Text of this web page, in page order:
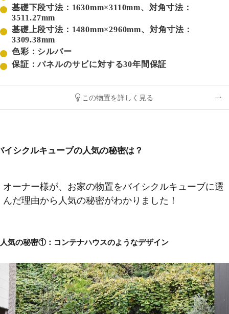
基礎下段寸法：1630mm×3110mm、対角寸法：
3511.27mm
基礎上段寸法：1480mm×2960mm、対角寸法：
3309.38mm
色彩：シルバー
保証：パネルのサビに対する30年間保証
この物置を詳しく見る
イシクルキューブの人気の秘密は？
オーナー様が、お家の物置をバイシクルキューブに選
んだ理由から人気の秘密がわかりました！
人気の秘密①：コンテナハウスのようなデザイン